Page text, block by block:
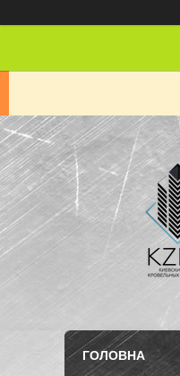
ГОЛОВНА